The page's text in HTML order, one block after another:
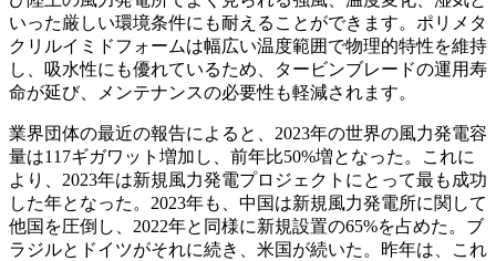
いった厳しい環境条件にも耐えることができます。ポリメタ
クリルイミドフォームは幅広い温度範囲で物理的特性を維持
し、吸水性にも優れているため、タービンブレードの運用寿
命が延び、メンテナンスの必要性も軽減されます。
業界団体の最近の報告によると、2023年の世界の風力発電容
量は117ギガワット増加し、前年比50%増となった。これに
より、2023年は新規風力発電プロジェクトにとって最も成功
した年となった。2023年も、中国は新規風力発電所に関して
他国を圧倒し、2022年と同様に新規設置の65%を占めた。ブ
ラジルとドイツがそれに続き、米国が続いた。昨年は、これ